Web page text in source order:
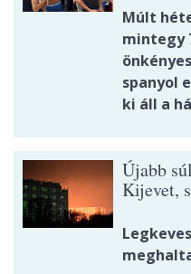
Múlt
mintegy
spanyol
ki áll a
Újabb
Kijevet,